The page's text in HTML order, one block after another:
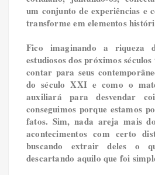
um conjunto de experiências e
transforme em elementos
Fico imaginando a riqueza
estudiosos dos próximos
contar para seus
do século XXI e como o
auxiliará para desvendar
conseguimos porque estamos
fatos. Sim, nada areja mais
acontecimentos com certo
buscando extrair deles o
descartando aquilo que foi